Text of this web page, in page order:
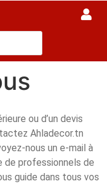
ou d’un devis
Ahladecor.tn
nous un e-mail à
de professionnels de
guide dans tous vos